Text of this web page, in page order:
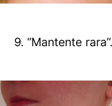
9. “Mantente